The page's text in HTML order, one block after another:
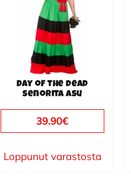
Day of the dead
senorita asu
39.90€
Loppunut varastosta
muunnelma.
valinnat
tuotteen
sivulla.